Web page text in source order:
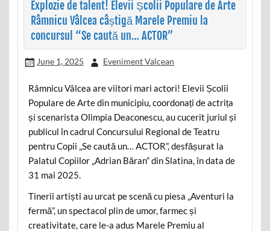
Explozie de talent! Elevii Școlii Populare de Arte
Râmnicu Vâlcea câștigă Marele Premiu la
concursul “Se caută un… ACTOR”
June 1, 2025 Eveniment Valcean
Râmnicu Vâlcea are viitori mari actori! Elevii Școlii
Populare de Arte din municipiu, coordonați de actrița
și scenarista Olimpia Deaconescu, au cucerit juriul și
publicul în cadrul Concursului Regional de Teatru
pentru Copii „Se caută un… ACTOR”, desfășurat la
Palatul Copiilor „Adrian Băran” din Slatina, în data de
31 mai 2025.
Tinerii artiști au urcat pe scenă cu piesa „Aventuri la
fermă”, un spectacol plin de umor, farmec și
creativitate, care le-a adus Marele Premiu al